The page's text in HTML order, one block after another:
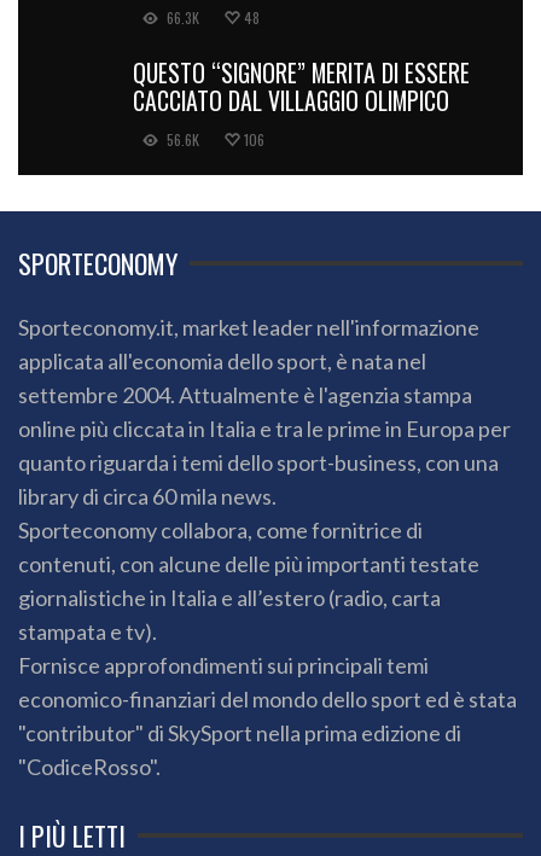
66.3K 48
QUESTO “SIGNORE” MERITA DI ESSERE
CACCIATO DAL VILLAGGIO OLIMPICO
56.6K 106
SPORTECONOMY
Sporteconomy.it, market leader nell'informazione
applicata all'economia dello sport, è nata nel
settembre 2004. Attualmente è l'agenzia stampa
online più cliccata in Italia e tra le prime in Europa per
quanto riguarda i temi dello sport-business, con una
library di circa 60 mila news.
Sporteconomy collabora, come fornitrice di
contenuti, con alcune delle più importanti testate
giornalistiche in Italia e all’estero (radio, carta
stampata e tv).
Fornisce approfondimenti sui principali temi
economico-finanziari del mondo dello sport ed è stata
"contributor" di SkySport nella prima edizione di
"CodiceRosso".
I PIÙ LETTI